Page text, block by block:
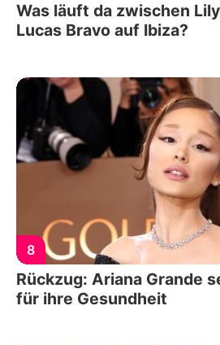
Was läuft da zwischen
Lucas Bravo auf Ibiza?
8
Rückzug: Ariana Grande
für ihre Gesundheit